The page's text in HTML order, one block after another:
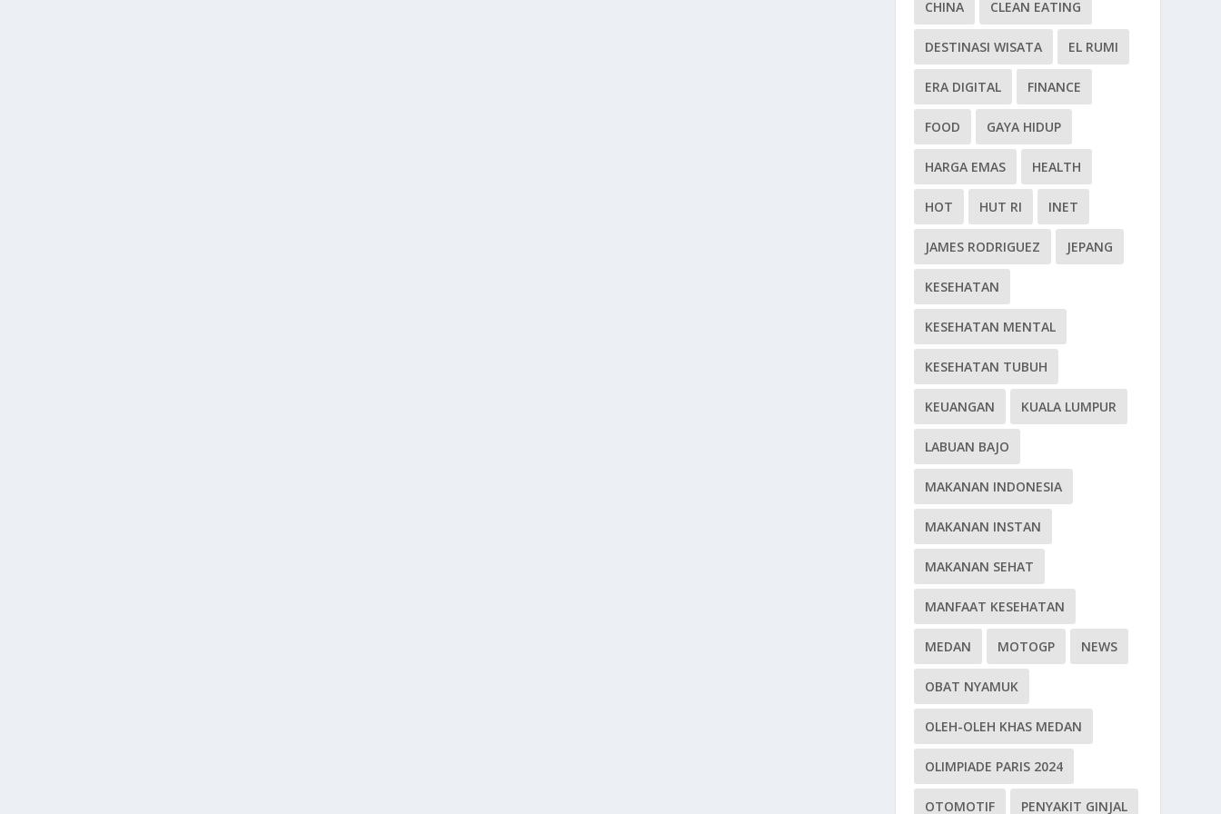
CHINA CLEAN EATING
DESTINASI WISATA EL RUMI
ERA DIGITAL FINANCE
FOOD GAYA HIDUP
HARGA EMAS HEALTH
HOT HUT RI INET
JAMES RODRIGUEZ JEPANG
KESEHATAN
KESEHATAN MENTAL
KESEHATAN TUBUH
KEUANGAN KUALA LUMPUR
LABUAN BAJO
MAKANAN INDONESIA
MAKANAN INSTAN
MAKANAN SEHAT
MANFAAT KESEHATAN
MEDAN MOTOGP NEWS
OBAT NYAMUK
OLEH-OLEH KHAS MEDAN
OLIMPIADE PARIS 2024
OTOMOTIF PENYAKIT GINJAL